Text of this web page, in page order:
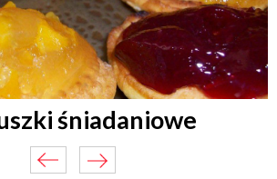
śniadaniowe